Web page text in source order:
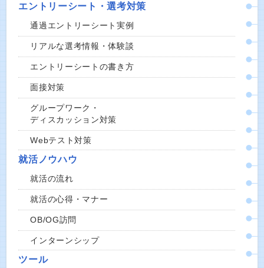
エントリーシート・選考対策
通過エントリーシート実例
リアルな選考情報・体験談
エントリーシートの書き方
面接対策
グループワーク・
ディスカッション対策
Webテスト対策
就活ノウハウ
就活の流れ
就活の心得・マナー
OB/OG訪問
インターンシップ
ツール